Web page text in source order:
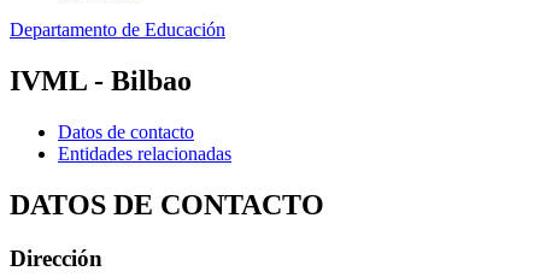
Departamento de Educación
IVML - Bilbao
Datos de contacto
Entidades relacionadas
DATOS DE CONTACTO
Dirección